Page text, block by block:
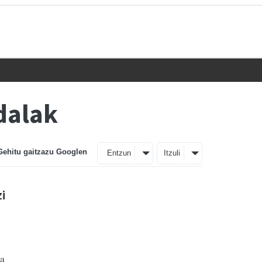
gaitzazu Googlen Entzun Itzuli